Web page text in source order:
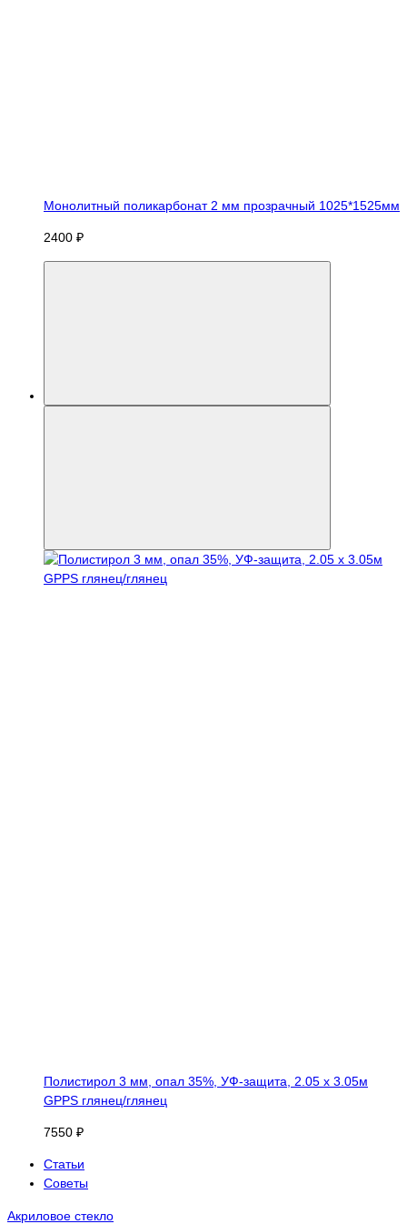
Монолитный поликарбонат 2 мм прозрачный 1025*1525мм
2400 ₽
Полистирол 3 мм, опал 35%, УФ-защита, 2.05 х 3.05м
GPPS глянец/глянец
7550 ₽
Статьи
Советы
Акриловое стекло